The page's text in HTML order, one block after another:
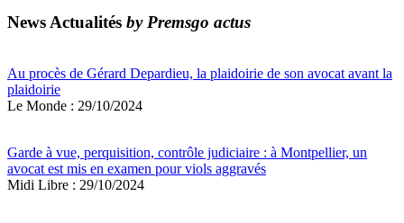
News Actualités by Premsgo actus
Au procès de Gérard Depardieu, la plaidoirie de son avocat avant la
plaidoirie
Le Monde : 29/10/2024
Garde à vue, perquisition, contrôle judiciaire : à Montpellier, un
avocat est mis en examen pour viols aggravés
Midi Libre : 29/10/2024